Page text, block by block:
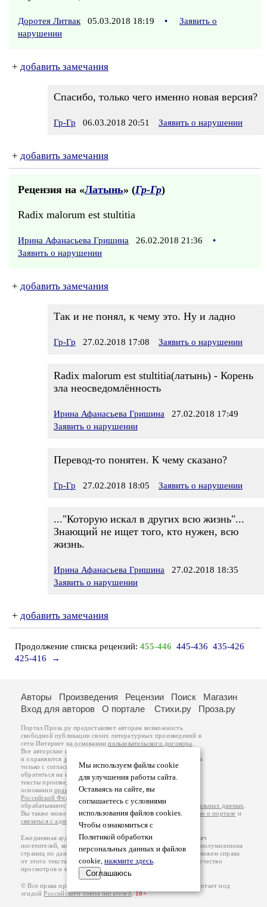
Доротея Литвак 05.03.2018 18:19 •
Заявить о
нарушении
+ добавить замечания
Спасибо, только чего именно новая версия?
Гр-Гр 06.03.2018 20:51 Заявить о нарушении
+ добавить замечания
Рецензия на «Латынь» (Гр-Гр)
Radix malorum est stultitia
Ирина Афанасьева Гришина 26.02.2018 21:36
•
Заявить о нарушении
+ добавить замечания
Так и не понял, к чему это. Ну и ладно
Гр-Гр 27.02.2018 17:08 Заявить о нарушении
Radix malorum est stultitia(латынь) - Корень
зла неосведомлённость
Ирина Афанасьева Гришина 27.02.2018 17:49
Заявить о нарушении
Перевод-то понятен. К чему сказано?
Гр-Гр 27.02.2018 18:05 Заявить о нарушении
..."Которую искал в других всю жизнь"...
Знающий не ищет того, кто нужен, всю
жизнь.
Ирина Афанасьева Гришина 27.02.2018 18:35
Заявить о нарушении
+ добавить замечания
Продолжение списка рецензий: 455-446 445-436 435-426
425-416
→
Мы используем файлы cookie
для улучшения работы сайта.
Оставаясь на сайте, вы
соглашаетесь с условиями
использования файлов cookies.
Чтобы ознакомиться с
Политикой обработки
персональных данных и файлов
cookie, нажмите здесь.
Соглашаюсь
Авторы Произведения Рецензии Поиск
Магазин
Вход для авторов
О портале Стихи.ру Проза.ру
Портал Проза.ру предоставляет авторам возможность
свободной публикации своих литературных произведений в
сети Интернет на основаниипользовательского договора
Все авторские права на произведения принадлежат авторам
и охраняются законом
. Перепечатка произведений возможна
только с согласия его автора, к которому вы можете
обратиться на его авторской странице. Ответственность за
тексты произведений авторы несут самостоятельно на
основанииправил публикацииизаконодательства
Российской Федерации
обрабатываются на основанииПолитики обработки персональных данных
Вы также можете посмотреть более подробнуюинформацию о портале и
связаться с администрацией
Ежедневная аудитория портала Проза.ру – порядка 100 тысяч
посетителей, которые в общей сумме просматривают более полумиллиона
страниц по данным счетчика посещаемости, который расположен справа
от этого текста. В каждой графе указано по две цифры: количество
просмотров и количество посетителей.
© Все права принадлежат авторам, 2000-2026. Портал работает под
эгидойРоссийского союза писателей.18+